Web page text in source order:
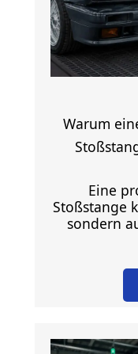
Warum
Eine
Stoßstange
sondern